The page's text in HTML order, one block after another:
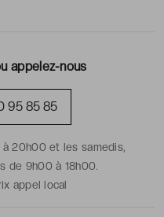
appelez-nous
95 85 85
20h00 et les samedis,
de 9h00 à 18h00.
appel local